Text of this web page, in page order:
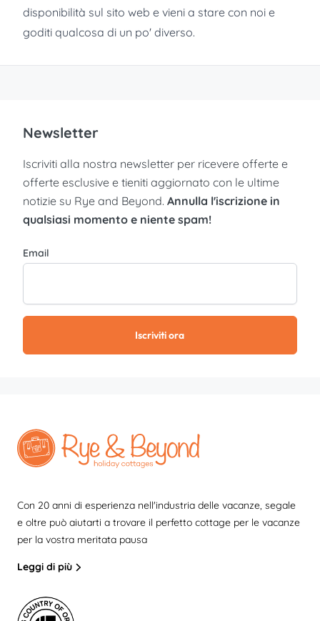
disponibilità sul sito web e vieni a stare con noi e
goditi qualcosa di un po' diverso.
Newsletter
Iscriviti alla nostra newsletter per ricevere offerte e
offerte esclusive e tieniti aggiornato con le ultime
notizie su Rye and Beyond. Annulla l'iscrizione in
qualsiasi momento e niente spam!
Email
Iscriviti ora
Con 20 anni di esperienza nell'industria delle vacanze, segale
e oltre può aiutarti a trovare il perfetto cottage per le vacanze
per la vostra meritata pausa
Leggi di più